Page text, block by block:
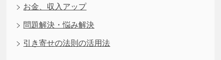
お金、収入アップ
問題解決・悩み解決
引き寄せの法則の活用法